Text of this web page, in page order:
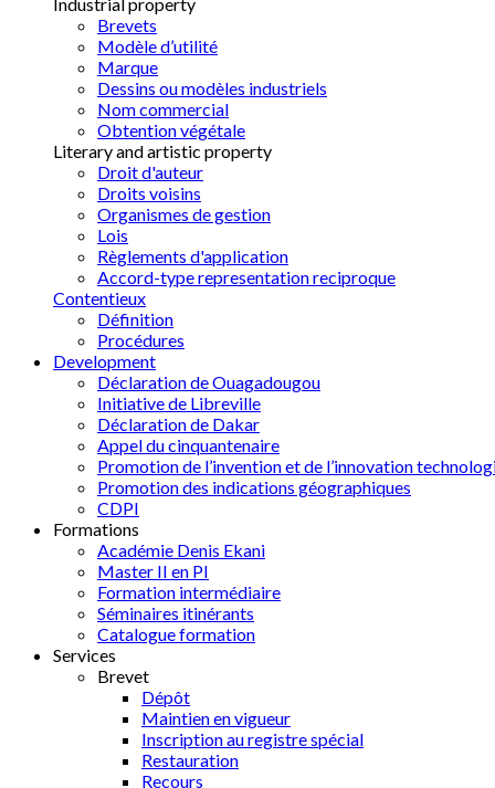
Industrial property
Brevets
Modèle d’utilité
Marque
Dessins ou modèles industriels
Nom commercial
Obtention végétale
Literary and artistic property
Droit d'auteur
Droits voisins
Organismes de gestion
Lois
Règlements d'application
Accord-type representation reciproque
Contentieux
Définition
Procédures
Development
Déclaration de Ouagadougou
Initiative de Libreville
Déclaration de Dakar
Appel du cinquantenaire
Promotion de l’invention et de l’innovation
Promotion des indications géographiques
CDPI
Formations
Académie Denis Ekani
Master II en PI
Formation intermédiaire
Séminaires itinérants
Catalogue formation
Services
Brevet
Dépôt
Maintien en vigueur
Inscription au registre spécial
Restauration
Recours